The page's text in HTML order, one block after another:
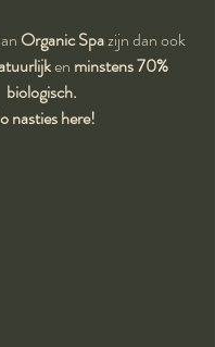
Organic Spa zijn dan ook
en minstens 70%
biologisch.
nasties here!